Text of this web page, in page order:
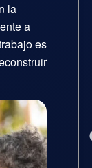
la
a
es